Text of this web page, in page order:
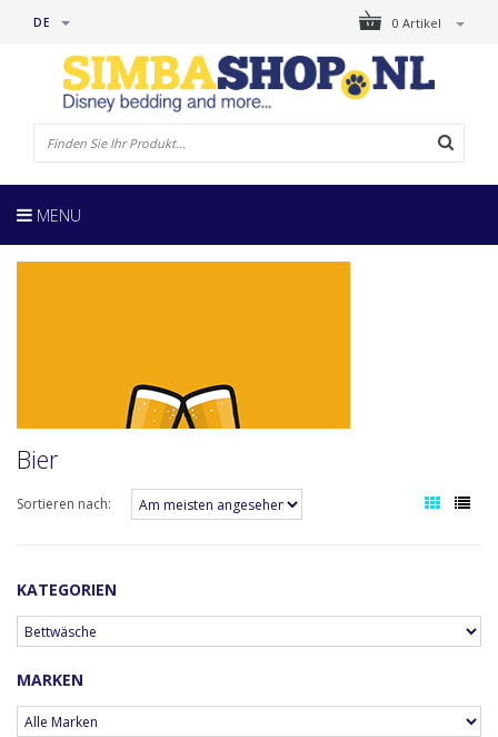
0 Artikel
DE
MENU
Bier
Sortieren nach:
KATEGORIEN
MARKEN